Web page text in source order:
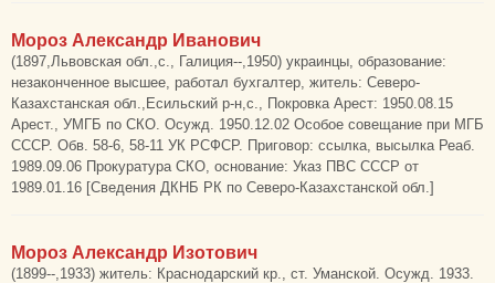
Мороз Александр Иванович
(1897,Львовская обл.,с., Галиция--,1950) украинцы, образование:
незаконченное высшее, работал бухгалтер, житель: Северо-
Казахстанская обл.,Есильский р-н,с., Покровка Арест: 1950.08.15
Арест., УМГБ по СКО. Осужд. 1950.12.02 Особое совещание при МГБ
СССР. Обв. 58-6, 58-11 УК РСФСР. Приговор: ссылка, высылка Реаб.
1989.09.06 Прокуратура СКО, основание: Указ ПВС СССР от
1989.01.16 [Сведения ДКНБ РК по Северо-Казахстанской обл.]
Мороз Александр Изотович
(1899--,1933) житель: Краснодарский кр., ст. Уманской. Осужд. 1933.